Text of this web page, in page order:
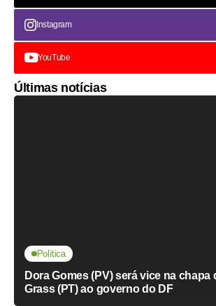
Instagram
YouTube
Últimas notícias
Política
Dora Gomes (PV) será vice na chapa
Grass (PT) ao governo do DF